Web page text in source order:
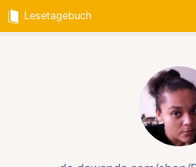
Lesetagebuch